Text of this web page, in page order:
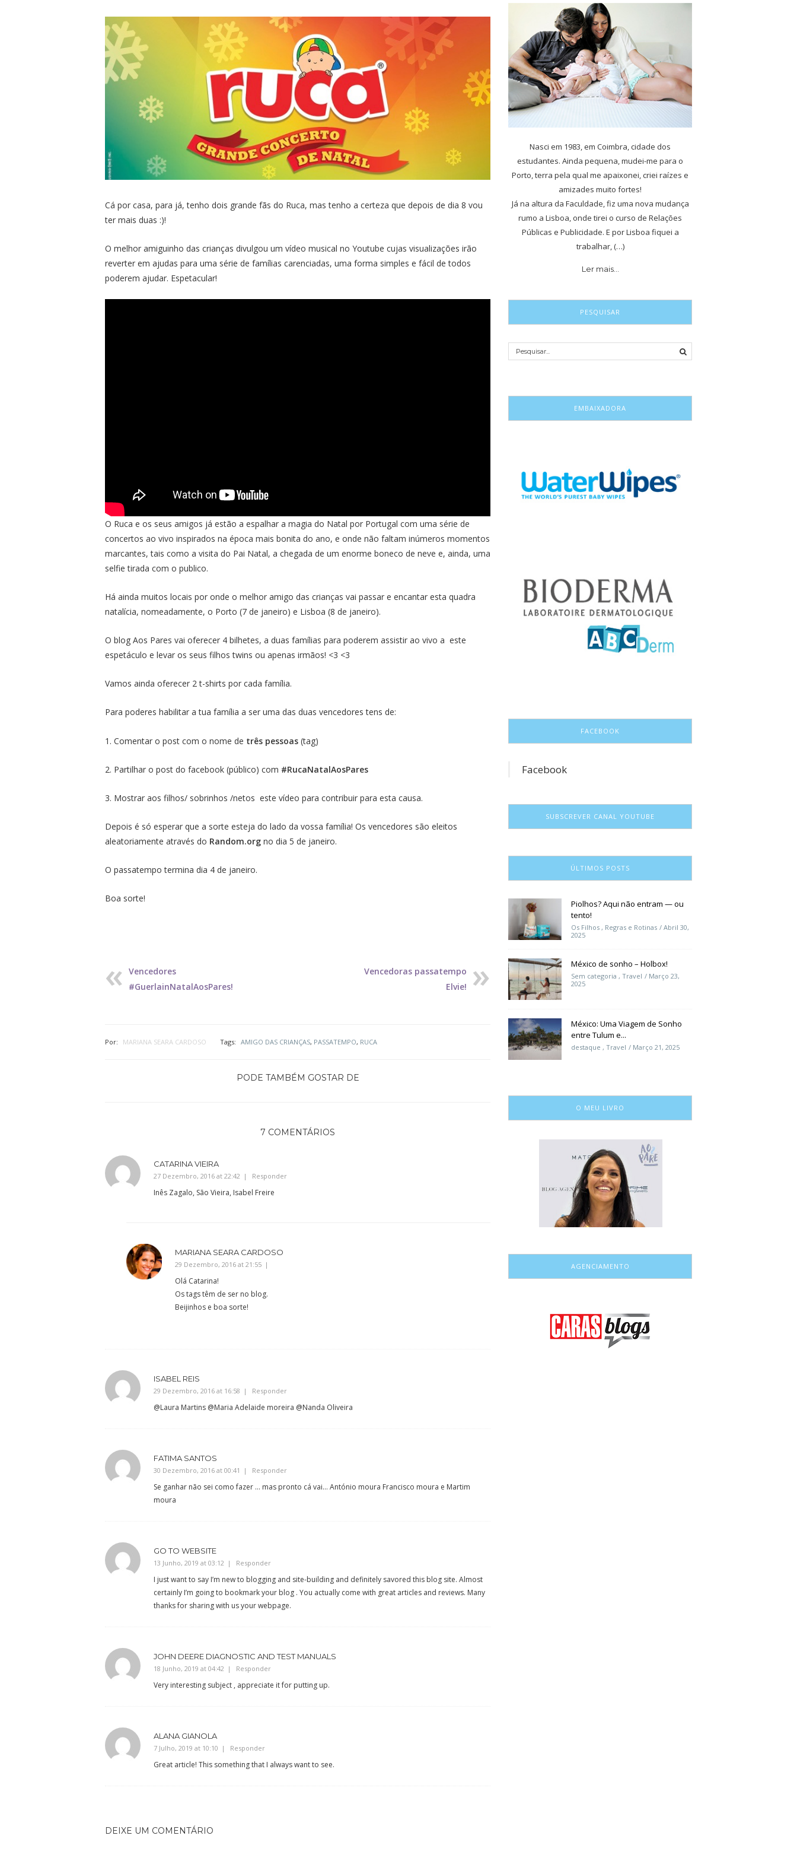
Cá por casa, para já, tenho dois grande fãs do Ruca, mas tenho a certeza que depois de dia 8 vou
ter mais duas :)!
O melhor amiguinho das crianças divulgou um vídeo musical no Youtube cujas visualizações irão
reverter em ajudas para uma série de famílias carenciadas, uma forma simples e fácil de todos
poderem ajudar. Espetacular!
O Ruca e os seus amigos já estão a espalhar a magia do Natal por Portugal com uma série de
concertos ao vivo inspirados na época mais bonita do ano, e onde não faltam inúmeros momentos
marcantes, tais como a visita do Pai Natal, a chegada de um enorme boneco de neve e, ainda, uma
selfie tirada com o publico.
Há ainda muitos locais por onde o melhor amigo das crianças vai passar e encantar esta quadra
natalícia, nomeadamente, o Porto (7 de janeiro) e Lisboa (8 de janeiro).
O blog Aos Pares vai oferecer 4 bilhetes, a duas famílias para poderem assistir ao vivo a este
espetáculo e levar os seus filhos twins ou apenas irmãos! <3 <3
Vamos ainda oferecer 2 t-shirts por cada família.
Para poderes habilitar a tua família a ser uma das duas vencedores tens de:
1. Comentar o post com o nome de três pessoas (tag)
2. Partilhar o post do facebook (público) com #RucaNatalAosPares
3. Mostrar aos filhos/ sobrinhos /netos este vídeo para contribuir para esta causa.
Depois é só esperar que a sorte esteja do lado da vossa família! Os vencedores são eleitos
aleatoriamente através do Random.org no dia 5 de janeiro.
O passatempo termina dia 4 de janeiro.
Boa sorte!
Vencedores
#GuerlainNatalAosPares!
Vencedoras passatempo
Elvie!
Por: MARIANA SEARA CARDOSO Tags: AMIGO DAS CRIANÇAS, PASSATEMPO, RUCA
PODE TAMBÉM GOSTAR DE
7 COMENTÁRIOS
CATARINA VIEIRA
27 Dezembro, 2016 at 22:42 Responder
Inês Zagalo, São Vieira, Isabel Freire
MARIANA SEARA CARDOSO
29 Dezembro, 2016 at 21:55
Olá Catarina!
Os tags têm de ser no blog.
Beijinhos e boa sorte!
ISABEL REIS
29 Dezembro, 2016 at 16:58 Responder
@Laura Martins @Maria Adelaide moreira @Nanda Oliveira
FATIMA SANTOS
30 Dezembro, 2016 at 00:41 Responder
Se ganhar não sei como fazer … mas pronto cá vai… António moura Francisco moura e Martim
moura
GO TO WEBSITE
13 Junho, 2019 at 03:12 Responder
I just want to say I’m new to blogging and site-building and definitely savored this blog site. Almost
certainly I’m going to bookmark your blog . You actually come with great articles and reviews. Many
thanks for sharing with us your webpage.
JOHN DEERE DIAGNOSTIC AND TEST MANUALS
18 Junho, 2019 at 04:42 Responder
Very interesting subject , appreciate it for putting up.
ALANA GIANOLA
7 Julho, 2019 at 10:10 Responder
Great article! This something that I always want to see.
DEIXE UM COMENTÁRIO
Nasci em 1983, em Coimbra, cidade dos
estudantes. Ainda pequena, mudei-me para o
Porto, terra pela qual me apaixonei, criei raízes e
amizades muito fortes!
Já na altura da Faculdade, fiz uma nova mudança
rumo a Lisboa, onde tirei o curso de Relações
Públicas e Publicidade. E por Lisboa fiquei a
trabalhar, (…)
Ler mais…
PESQUISAR
EMBAIXADORA
FACEBOOK
Facebook
SUBSCREVER CANAL YOUTUBE
ÚLTIMOS POSTS
Piolhos? Aqui não entram — ou
tento!
Os Filhos , Regras e Rotinas
Abril 30,
2025
México de sonho – Holbox!
Sem categoria , Travel
Março 23,
2025
México: Uma Viagem de Sonho
entre Tulum e...
destaque , Travel Março 21, 2025
O MEU LIVRO
AGENCIAMENTO